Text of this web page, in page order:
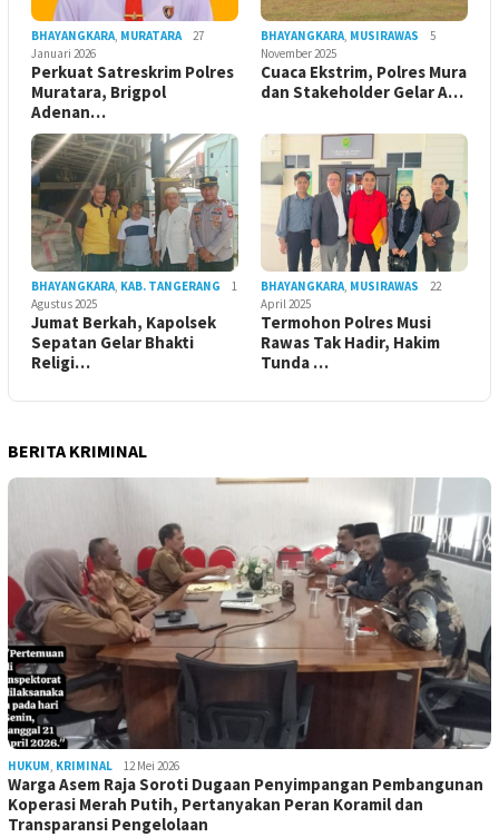
BHAYANGKARA, MURATARA
27
Januari 2026
Perkuat Satreskrim Polres
Muratara, Brigpol
Adenan…
BHAYANGKARA, MUSIRAWAS
5
November 2025
Cuaca Ekstrim, Polres Mura
dan Stakeholder Gelar A…
BHAYANGKARA, KAB. TANGERANG
1
Agustus 2025
Jumat Berkah, Kapolsek
Sepatan Gelar Bhakti
Religi…
BHAYANGKARA, MUSIRAWAS
22
April 2025
Termohon Polres Musi
Rawas Tak Hadir, Hakim
Tunda …
BERITA KRIMINAL
HUKUM, KRIMINAL 12 Mei 2026
Warga Asem Raja Soroti Dugaan Penyimpangan Pembangunan
Koperasi Merah Putih, Pertanyakan Peran Koramil dan
Transparansi Pengelolaan